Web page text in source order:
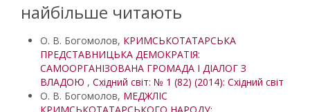
найбільше читають
О. В. Богомолов, КРИМСЬКОТАТАРСЬКА
ПРЕДСТАВНИЦЬКА ДЕМОКРАТІЯ:
САМООРГАНІЗОВАНА ГРОМАДА І ДІАЛОГ З
ВЛАДОЮ , Східний світ: № 1 (82) (2014): Східний світ
О. В. Богомолов, МЕДЖЛІС